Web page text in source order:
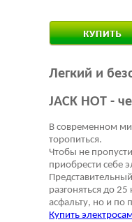
Купить за 1 клик
Легкий и
JACK HOT -
В современном
торопиться.
Чтобы не
приобрести себе
разгоняться до
асфальту, но и по
Купить